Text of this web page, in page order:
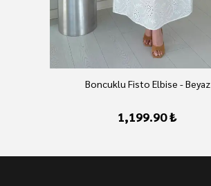
Boncuklu Fisto Elbise - Beyaz
1,199.90 ₺